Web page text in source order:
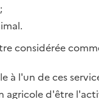
considérée
à l'un de ces
agricole d'être